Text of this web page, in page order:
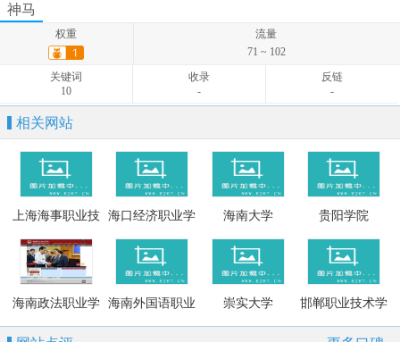
关键词
32
神马
权重
流量
71 ~ 102
关键词
10
收录
-
反链
-
相关网站
上海海事职业技
术学院
海口经济职业学
院
海南大学 贵阳学院
海南政法职业学 海南外国语职业 崇实大学 邯郸职业技术学